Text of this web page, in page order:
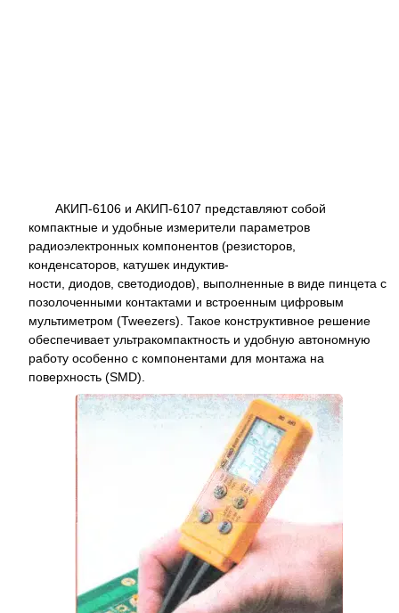
АКИП-6106 и АКИП-6107 представляют собой
компактные и удобные измерители параметров
радиоэлектронных компонентов (резисторов,
конденсаторов, катушек индуктив-
ности, диодов, светодиодов), выполненные в виде пинцета с
позолоченными контактами и встроенным цифровым
мультиметром (Tweezers). Такое конструктивное решение
обеспечивает ультракомпактность и удобную автономную
работу особенно с компонентами для монтажа на
поверхность (SMD).